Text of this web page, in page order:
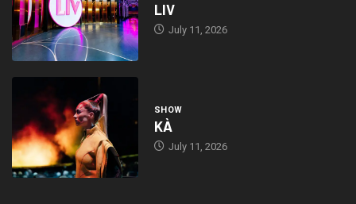
LIV
July 11, 2026
SHOW
KÀ
July 11, 2026